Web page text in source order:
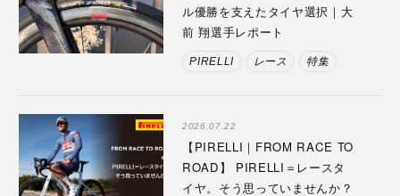
ル優勝を支えたタイヤ選択｜大
前 翔選手レポート
PIRELLI レース 特集
2026.07.22
【PIRELLI｜FROM RACE TO
ROAD】 PIRELLI＝レースタ
イヤ。そう思っていませんか？